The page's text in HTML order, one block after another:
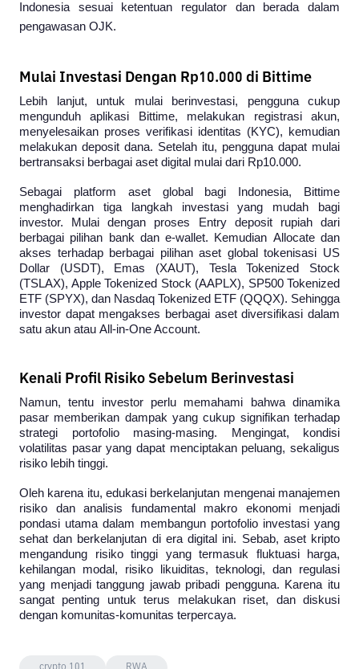
Indonesia sesuai ketentuan regulator dan berada dalam
pengawasan OJK.
Mulai Investasi Dengan Rp10.000 di Bittime
Lebih lanjut, untuk mulai berinvestasi, pengguna cukup
mengunduh aplikasi Bittime, melakukan registrasi akun,
menyelesaikan proses verifikasi identitas (KYC), kemudian
melakukan deposit dana. Setelah itu, pengguna dapat mulai
bertransaksi berbagai aset digital mulai dari Rp10.000.
Sebagai platform aset global bagi Indonesia, Bittime
menghadirkan tiga langkah investasi yang mudah bagi
investor. Mulai dengan proses
Entry deposit rupiah dari
berbagai pilihan bank dan e-wallet. Kemudian Allocate dan
akses terhadap berbagai pilihan aset global tokenisasi US
Dollar (USDT), Emas (XAUT), Tesla Tokenized Stock
(TSLAX), Apple Tokenized Stock (AAPLX), SP500 Tokenized
ETF (SPYX), dan Nasdaq Tokenized ETF (QQQX). Sehingga
investor dapat mengakses berbagai aset diversifikasi dalam
satu akun atau All-in-One Account.
Kenali Profil Risiko Sebelum Berinvestasi
Namun, tentu investor perlu memahami bahwa dinamika
pasar memberikan dampak yang cukup signifikan terhadap
strategi portofolio masing-masing. Mengingat, kondisi
volatilitas pasar yang dapat menciptakan peluang, sekaligus
risiko lebih tinggi.
Oleh karena itu, edukasi berkelanjutan mengenai manajemen
risiko dan analisis fundamental makro ekonomi menjadi
pondasi utama dalam membangun portofolio investasi yang
sehat dan berkelanjutan di era digital ini. Sebab, aset kripto
mengandung risiko tinggi yang termasuk fluktuasi harga,
kehilangan modal, risiko likuiditas, teknologi, dan regulasi
yang menjadi tanggung jawab pribadi pengguna. Karena itu
sangat penting untuk terus melakukan riset, dan diskusi
dengan komunitas-komunitas terpercaya.